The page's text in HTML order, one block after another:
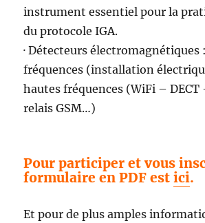
instrument essentiel pour la
du protocole IGA.
· Détecteurs électromagnétiques
fréquences (installation
hautes fréquences (WiFi –
relais GSM…)
Pour participer et vous
formulaire en PDF estici.
Et pour de plus amples